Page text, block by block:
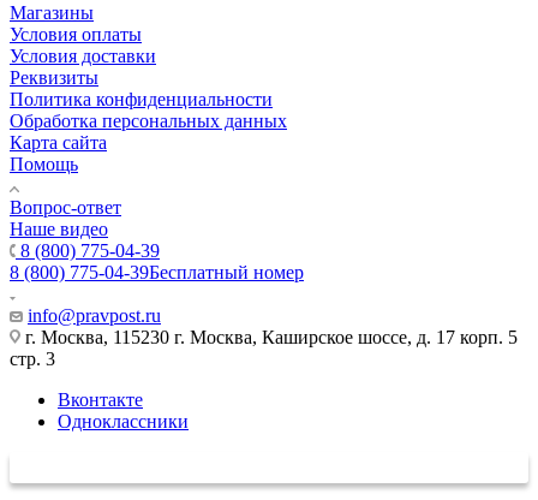
Магазины
Условия оплаты
Условия доставки
Реквизиты
Политика конфиденциальности
Обработка персональных данных
Карта сайта
Помощь
Вопрос-ответ
Наше видео
8 (800) 775-04-39
8 (800) 775-04-39Бесплатный номер
info@pravpost.ru
г. Москва, 115230 г. Москва, Каширское шоссе, д. 17 корп. 5
стр. 3
Вконтакте
Одноклассники